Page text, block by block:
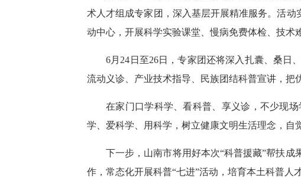
术人才组成专家团，深入基层开展精准服务。活
动中心，开展科学实验课堂、慢病免费体检、技术
6月24日至26日，专家团还将深入扎囊、桑日
流动义诊、产业技术指导、民族团结科普宣讲，把
在家门口学科学、看科普、享义诊，不少现
学、爱科学、用科学，树立健康文明生活理念，自
下一步，山南市将用好本次“科普援藏”帮扶
作，常态化开展科普“七进”活动，培育本土科普人